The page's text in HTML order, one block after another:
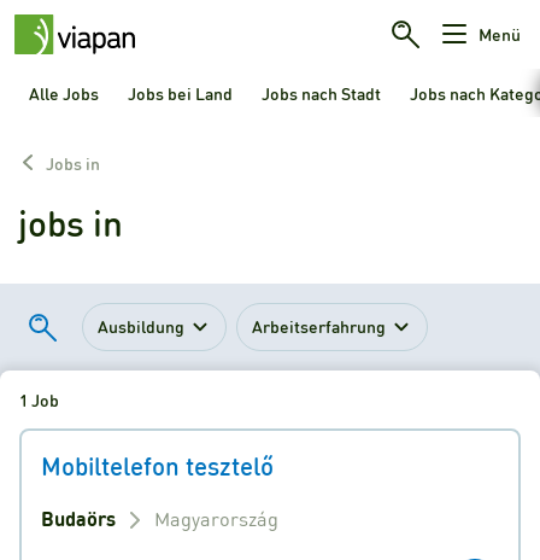
Menü
Alle Jobs Jobs bei Land Jobs nach Stadt Jobs nach
Jobs in
jobs in
Ausbildung Arbeitserfahrung
1 Job
Mobiltelefon tesztelő
Budaörs Magyarország